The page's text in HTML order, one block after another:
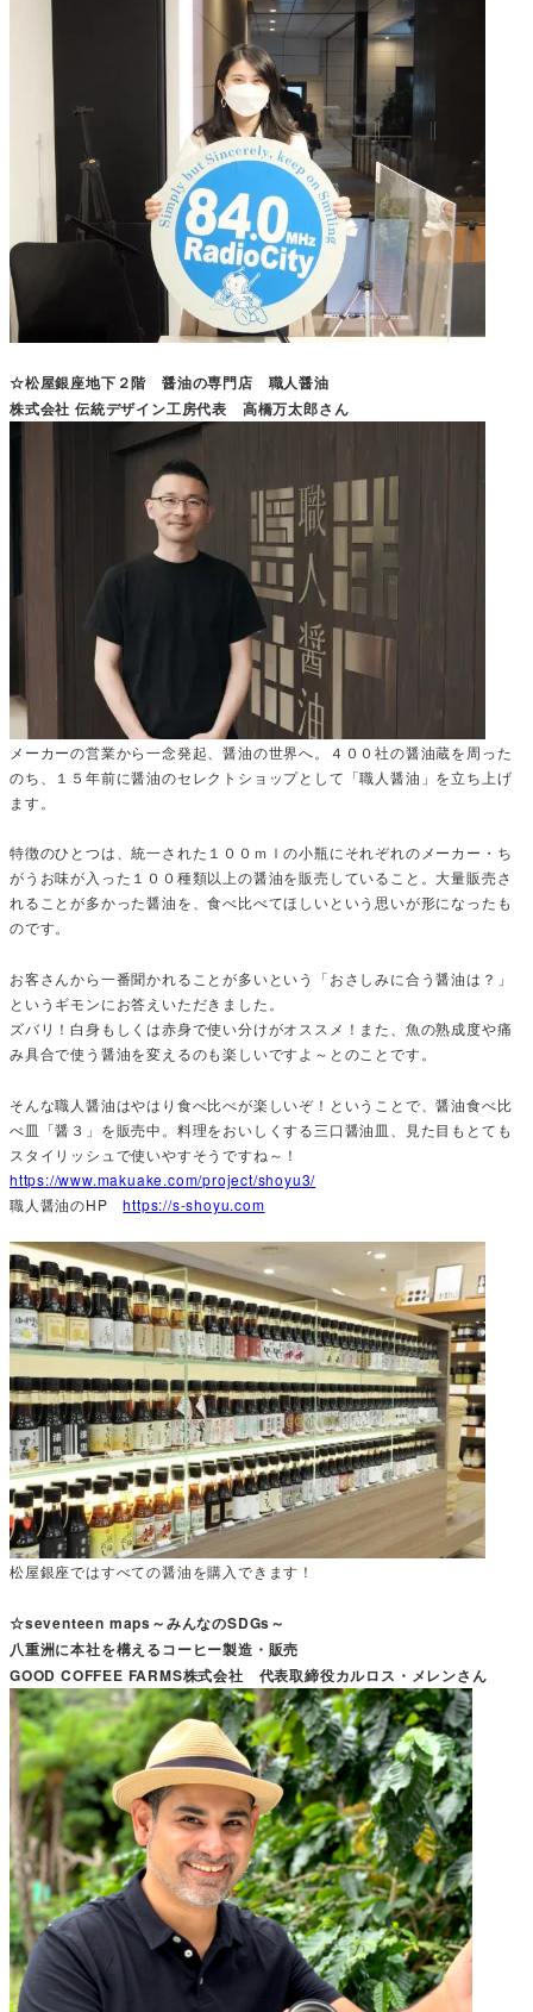
☆松屋銀座地下２階 醤油の専門店 職人醤油
株式会社 伝統デザイン工房代表 高橋万太郎さん
メーカーの営業から一念発起、醤油の世界へ。４００社の醤油蔵を周った
のち、１５年前に醤油のセレクトショップとして「職人醤油」を立ち上げ
ます。
特徴のひとつは、統一された１００ｍｌの小瓶にそれぞれのメーカー・ち
がうお味が入った１００種類以上の醤油を販売していること。大量販売さ
れることが多かった醤油を、食べ比べてほしいという思いが形になったも
のです。
お客さんから一番聞かれることが多いという「おさしみに合う醤油は？」
というギモンにお答えいただきました。
ズバリ！白身もしくは赤身で使い分けがオススメ！また、魚の熟成度や痛
み具合で使う醤油を変えるのも楽しいですよ～とのことです。
そんな職人醤油はやはり食べ比べが楽しいぞ！ということで、醤油食べ比
べ皿「醤３」を販売中。料理をおいしくする三口醤油皿、見た目もとても
スタイリッシュで使いやすそうですね～！
https://www.makuake.com/project/shoyu3/
職人醤油のHPhttps://s-shoyu.com
松屋銀座ではすべての醤油を購入できます！
☆seventeen maps～みんなのSDGs～
八重洲に本社を構えるコーヒー製造・販売
GOOD COFFEE FARMS株式会社 代表取締役カルロス・メレンさん